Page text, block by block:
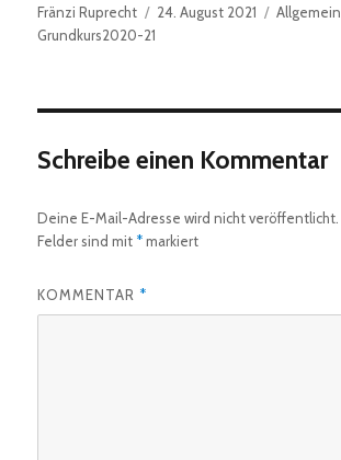
Autor
Fränzi Ruprecht
Veröffentlicht
24. August 2021 Kategorien
Allgemein
Grundkurs2020-21
Schreibe einen Kommentar
Deine E-Mail-Adresse wird nicht veröffentlicht.
Felder sind mit *markiert
KOMMENTAR *